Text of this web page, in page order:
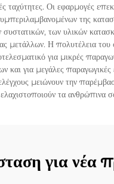
ταχύτητες. Οι εφαρμογές
της
των υλικών
μετάλλων. Η πολυτέλεια του
για μικρές
και για μεγάλες παραγωγικές
μειώνουν την
ελαχιστοποιούν τα ανθρώπινα
για νέα